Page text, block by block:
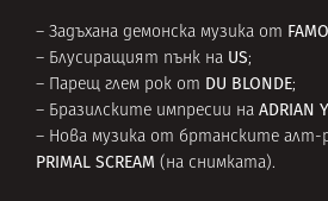
– Задъхана демонска музика от
– Блусиращият пънк на US;
– Парещ глем рок от DU BLONDE;
– Бразилските импресии на ADRIAN
– Нова музика от бртанските алт-
PRIMAL SCREAM (на снимката).